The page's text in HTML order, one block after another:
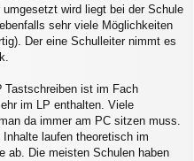
wird liegt bei der Schule
sehr viele Möglichkeiten
Der eine Schulleiter nimmt es
Tastschreiben ist im Fach
im LP enthalten. Viele
da immer am PC sitzen muss.
laufen theoretisch im
ab. Die meisten Schulen haben